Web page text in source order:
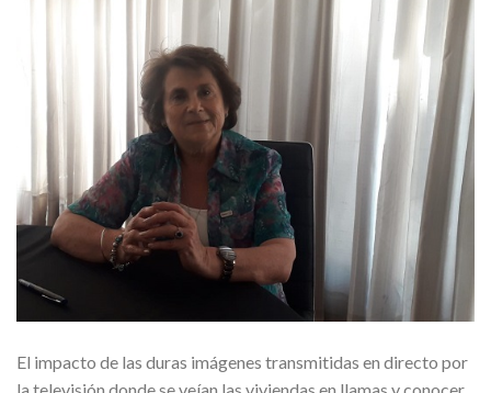
El impacto de las duras imágenes transmitidas en directo por